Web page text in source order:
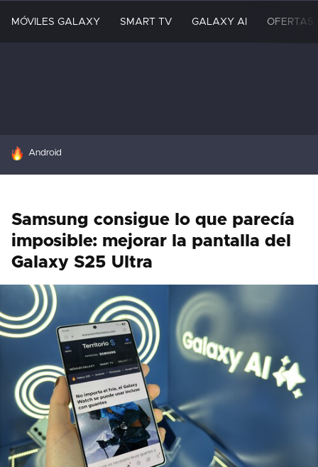
MÓVILES GALAXY SMART TV GALAXY AI OFERTAS
HOY SE HABLA DE
Android
Samsung consigue lo que parecía
imposible: mejorar la pantalla del
Galaxy S25 Ultra